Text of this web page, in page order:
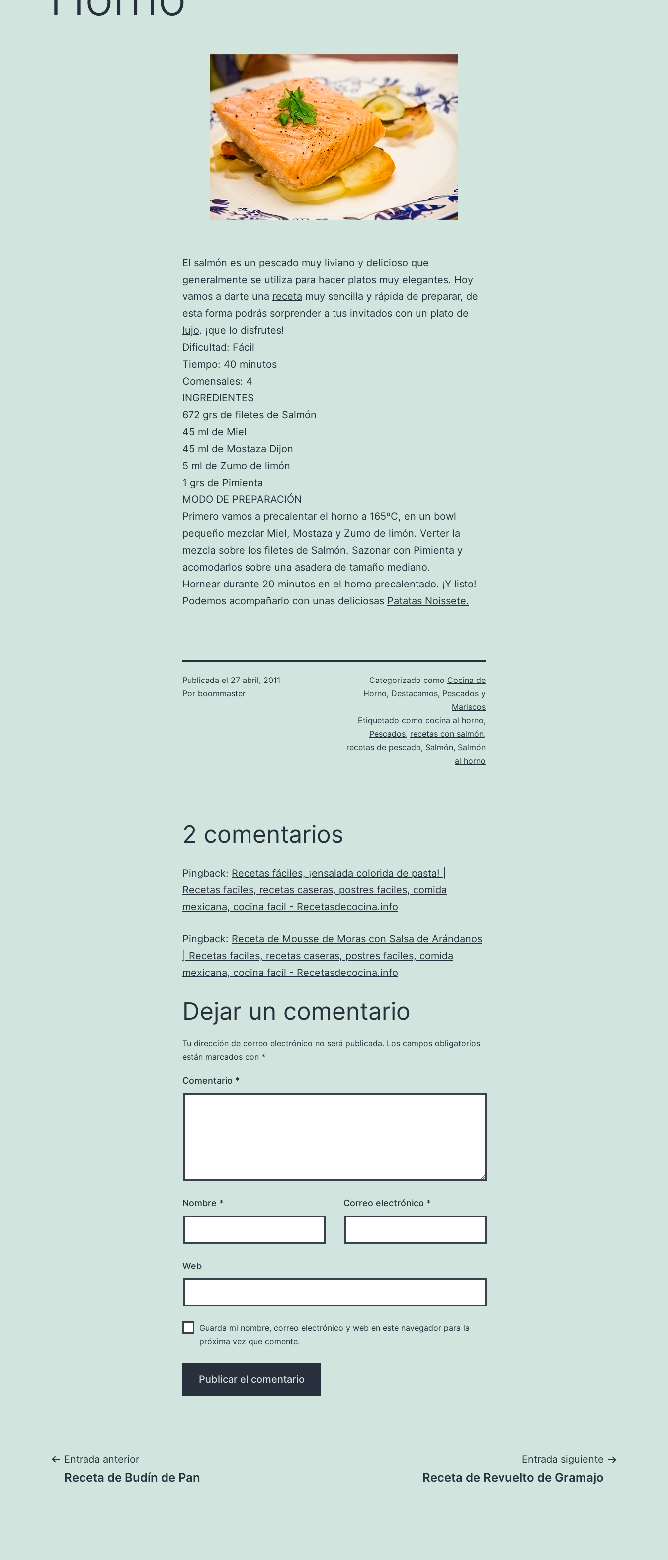
El salmón es un pescado muy liviano y delicioso que
generalmente se utiliza para hacer platos muy elegantes. Hoy
vamos a darte una receta muy sencilla y rápida de preparar, de
esta forma podrás sorprender a tus invitados con un plato de
lujo. ¡que lo disfrutes!
Dificultad: Fácil
Tiempo: 40 minutos
Comensales: 4
INGREDIENTES
672 grs de filetes de Salmón
45 ml de Miel
45 ml de Mostaza Dijon
5 ml de Zumo de limón
1 grs de Pimienta
MODO DE PREPARACIÓN
Primero vamos a precalentar el horno a 165ºC, en un bowl
pequeño mezclar Miel, Mostaza y Zumo de limón. Verter la
mezcla sobre los filetes de Salmón. Sazonar con Pimienta y
acomodarlos sobre una asadera de tamaño mediano.
Hornear durante 20 minutos en el horno precalentado. ¡Y listo!
Podemos acompañarlo con unas deliciosas Patatas Noissete.
Publicada el 27 abril, 2011
Por boommaster
Categorizado como Cocina de
Horno, Destacamos, Pescados y
Mariscos
Etiquetado como cocina al horno,
Pescados, recetas con salmón,
recetas de pescado, Salmón, Salmón
al horno
2 comentarios
Pingback: Recetas fáciles, ¡ensalada colorida de pasta! |
Recetas faciles, recetas caseras, postres faciles, comida
mexicana, cocina facil - Recetasdecocina.info
Pingback: Receta de Mousse de Moras con Salsa de Arándanos
| Recetas faciles, recetas caseras, postres faciles, comida
mexicana, cocina facil - Recetasdecocina.info
Dejar un comentario
Tu dirección de correo electrónico no será publicada. Los campos obligatorios
están marcados con *
Comentario *
Nombre * Correo electrónico *
Web
Guarda mi nombre, correo electrónico y web en este navegador para la
próxima vez que comente.
Navegación
Entrada anterior
Receta de Budín de Pan
Entrada siguiente
Receta de Revuelto de Gramajo